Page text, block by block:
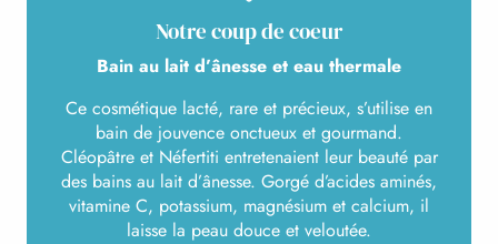
Notre coup de coeur
Bain au lait d’ânesse et eau thermale
Ce cosmétique lacté, rare et précieux, s’utilise en
bain de jouvence onctueux et gourmand.
Cléopâtre et Néfertiti entretenaient leur beauté par
des bains au lait d’ânesse. Gorgé d’acides aminés,
vitamine C, potassium, magnésium et calcium, il
laisse la peau douce et veloutée.